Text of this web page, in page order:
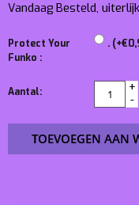
Vandaag Besteld,
Protect Your
Funko :
.
Aantal:
+
-
TOEVOEGEN AAN